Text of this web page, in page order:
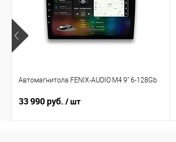
Автомагнитола FENIX-AUDIO M4 9" 6-128Gb
33 990 руб. / шт